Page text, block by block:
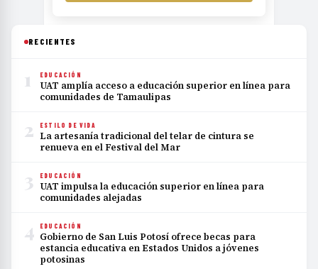
RECIENTES
1 EDUCACIÓN
UAT amplía acceso a educación superior en línea para
comunidades de Tamaulipas
2 ESTILO DE VIDA
La artesanía tradicional del telar de cintura se
renueva en el Festival del Mar
3 EDUCACIÓN
UAT impulsa la educación superior en línea para
comunidades alejadas
4 EDUCACIÓN
Gobierno de San Luis Potosí ofrece becas para
estancia educativa en Estados Unidos a jóvenes
potosinas